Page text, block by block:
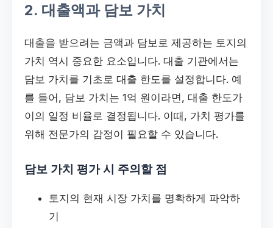
2. 대출액과 담보 가치
대출을 받으려는 금액과 담보로 제공하는 토지의
가치 역시 중요한 요소입니다. 대출 기관에서는
담보 가치를 기초로 대출 한도를 설정합니다. 예
를 들어, 담보 가치는 1억 원이라면, 대출 한도가
이의 일정 비율로 결정됩니다. 이때, 가치 평가를
위해 전문가의 감정이 필요할 수 있습니다.
담보 가치 평가 시 주의할 점
토지의 현재 시장 가치를 명확하게 파악하
기